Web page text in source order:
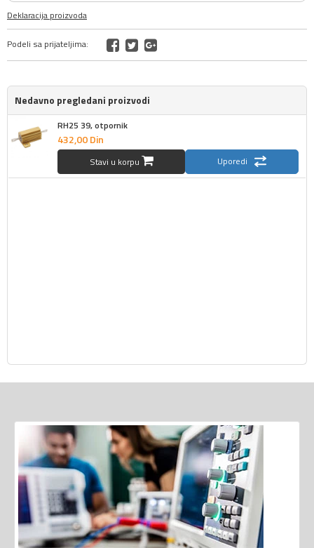
Deklaracija proizvoda
Podeli sa prijateljima:
Nedavno pregledani proizvodi
RH25 39, otpornik
432,00Din
Stavi u korpu Uporedi